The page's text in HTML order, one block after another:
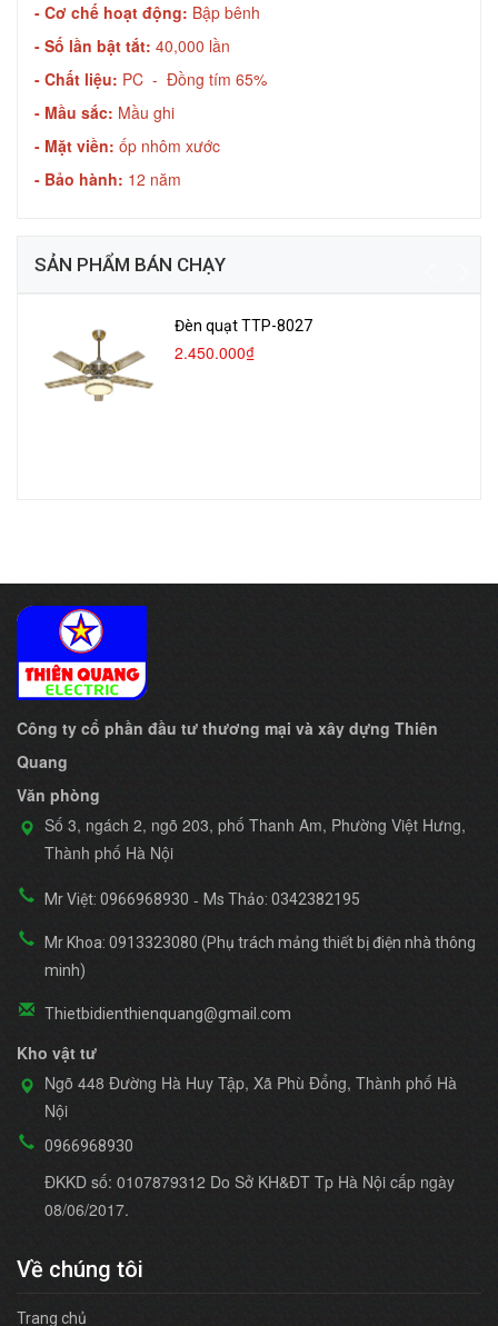
- Cơ chế hoạt động: Bập bênh
- Số lần bật tắt: 40,000 lần
- Chất liệu: PC - Đồng tím 65%
- Mầu sắc: Mầu ghi
- Mặt viền: ốp nhôm xước
- Bảo hành: 12 năm
SẢN PHẨM BÁN CHẠY
Đèn quạt TTP-8027
2.450.000₫
Công ty cổ phần đầu tư thương mại và xây dựng Thiên
Quang
Văn phòng
Số 3, ngách 2, ngõ 203, phố Thanh Am, Phường Việt Hưng,
Thành phố Hà Nội
Mr Việt: 0966968930 - Ms Thảo: 0342382195
Mr Khoa: 0913323080 (Phụ trách mảng thiết bị điện nhà thông
minh)
Thietbidienthienquang@gmail.com
Kho vật tư
Ngõ 448 Đường Hà Huy Tập, Xã Phù Đổng, Thành phố Hà
Nội
0966968930
ĐKKD số: 0107879312 Do Sở KH&ĐT Tp Hà Nội cấp ngày
08/06/2017.
Về chúng tôi
Trang chủ